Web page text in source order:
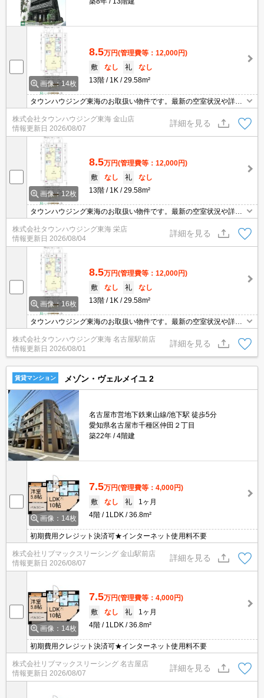
画像：14枚
8.5万円(管理費等：12,000円)
敷
なし 礼
なし
13階
1K 29.58m²
タウンハウジング東海のお取扱い物件です。最新の空室状況や詳細
などお気軽にお問い合わせください。
株式会社タウンハウジング東海 金山店
情報更新日 2026/08/07
詳細を見る
画像：12枚
8.5万円(管理費等：12,000円)
敷
なし 礼
なし
13階
1K 29.58m²
タウンハウジング東海のお取扱い物件です。最新の空室状況や詳細
などお気軽にお問い合わせください。
株式会社タウンハウジング東海 栄店
情報更新日 2026/08/04
詳細を見る
画像：16枚
8.5万円(管理費等：12,000円)
敷
なし 礼
なし
13階
1K 29.58m²
タウンハウジング東海のお取扱い物件です。最新の空室状況や詳細
などお気軽にお問い合わせください。
株式会社タウンハウジング東海 名古屋駅前店
情報更新日 2026/08/01
詳細を見る
賃貸マンション メゾン・ヴェルメイユ 2
名古屋市営地下鉄東山線/池下駅 徒歩5分
愛知県名古屋市千種区仲田２丁目
築22年
4階建
画像：14枚
7.5万円(管理費等：4,000円)
敷
なし 礼
1ヶ月
4階
1LDK 36.8m²
初期費用クレジット決済可★インターネット使用料不要
株式会社リブマックスリーシング 金山駅前店
情報更新日 2026/08/07
詳細を見る
画像：14枚
7.5万円(管理費等：4,000円)
敷
なし 礼
1ヶ月
4階
1LDK 36.8m²
初期費用クレジット決済可★インターネット使用料不要
株式会社リブマックスリーシング 名古屋店
情報更新日 2026/08/07
詳細を見る